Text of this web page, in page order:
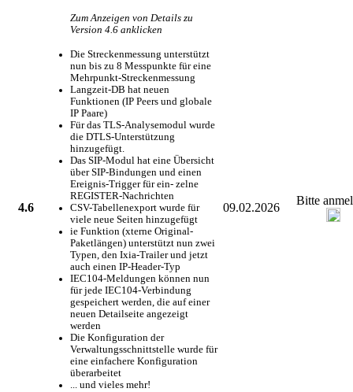
4.6
Zum Anzeigen von Details zu
Version 4.6 anklicken
Die Streckenmessung unterstützt
nun bis zu 8 Messpunkte für eine
Mehrpunkt-Streckenmessung
Langzeit-DB hat neuen
Funktionen (IP Peers und globale
IP Paare)
Für das TLS-Analysemodul wurde
die DTLS-Unterstützung
hinzugefügt.
Das SIP-Modul hat eine Übersicht
über SIP-Bindungen und einen
Ereignis-Trigger für ein- zelne
REGISTER-Nachrichten
CSV-Tabellenexport wurde für
viele neue Seiten hinzugefügt
ie Funktion (xterne Original-
Paketlängen) unterstützt nun zwei
Typen, den Ixia-Trailer und jetzt
auch einen IP-Header-Typ
IEC104-Meldungen können nun
für jede IEC104-Verbindung
gespeichert werden, die auf einer
neuen Detailseite angezeigt
werden
Die Konfiguration der
Verwaltungsschnittstelle wurde für
eine einfachere Konfiguration
überarbeitet
... und vieles mehr!
09.02.2026
Bitte